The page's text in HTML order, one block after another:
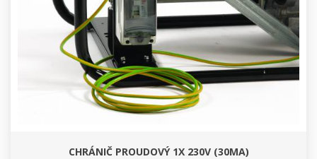
CHRÁNIČ PROUDOVÝ 1X 230V (30MA)